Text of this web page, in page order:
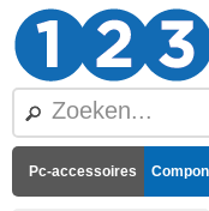
Pc-accessoires